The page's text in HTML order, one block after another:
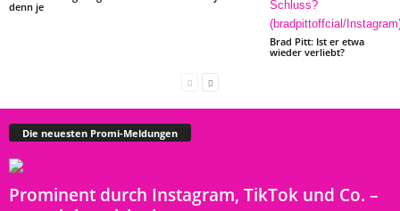
denn je
Brad Pitt: Ist er etwa
wieder verliebt?
Die neuesten Promi-Meldungen
Prominent durch Instagram, TikTok und Co. –